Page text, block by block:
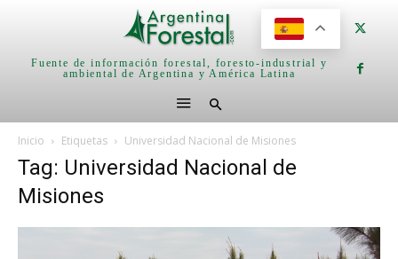
Fuente de información forestal, foresto-industrial y
ambiental de Argentina y América Latina
Inicio Etiquetas Universidad Nacional de Misiones
Tag: Universidad Nacional de
Misiones